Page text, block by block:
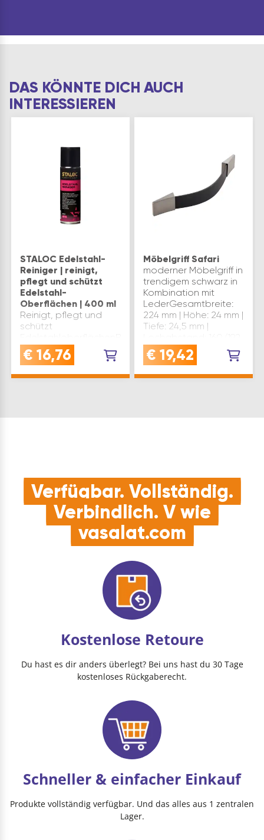
Hochtemperatureinsatzverklebt
DAS KÖNNTE DICH AUCH
INTERESSIEREN
STALOC Edelstahl-
Reiniger | reinigt,
pflegt und schützt
Edelstahl-
Oberflächen | 400 ml
Reinigt, pflegt und
schützt
Flächen lassen sich
ohne Scheuern
€ 16,76
Möbelgriff Safari
moderner Möbelgriff in
trendigem schwarz in
Kombination mit
LederGesamtbreite:
224 mm | Höhe: 24 mm |
Tiefe: 24,5 mm |
mm | Sockelbreite: 42,2
mmStangengriff |
€ 19,42
Verfügbar. Vollständig.
Verbindlich. V wie
vasalat.com
Kostenlose Retoure
Du hast es dir anders überlegt? Bei uns hast du 30 Tage
kostenloses Rückgaberecht.
Schneller & einfacher Einkauf
Produkte vollständig verfügbar. Und das alles aus 1 zentralen
Lager.